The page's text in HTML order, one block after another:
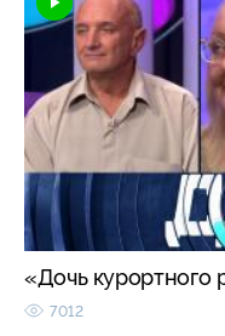
«Дочь курортного
7012